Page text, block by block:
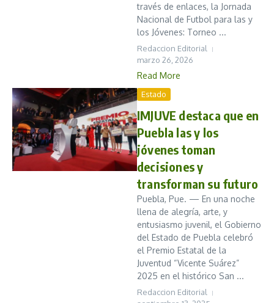
través de enlaces, la Jornada
Nacional de Futbol para las y
los Jóvenes: Torneo ...
Redaccion Editorial
marzo 26, 2026
Read More
Estado
IMJUVE destaca que en
Puebla las y los
jóvenes toman
decisiones y
transforman su futuro
Puebla, Pue. — En una noche
llena de alegría, arte, y
entusiasmo juvenil, el Gobierno
del Estado de Puebla celebró
el Premio Estatal de la
Juventud “Vicente Suárez”
2025 en el histórico San ...
Redaccion Editorial